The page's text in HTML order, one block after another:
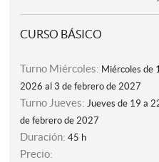
CURSO BÁSICO
Turno Miércoles: Miércoles de
2026 al 3 de febrero de 2027
Turno Jueves: Jueves de 19 a
de febrero de 2027
Duración: 45 h
Precio: